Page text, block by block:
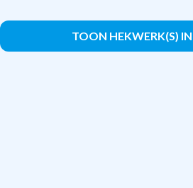
TOON HEKWERK(S) IN